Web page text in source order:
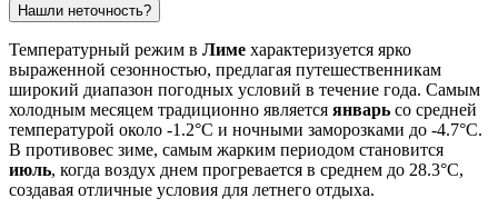
Нашли неточность?
Температурный режим в Лиме характеризуется ярко
выраженной сезонностью, предлагая путешественникам
широкий диапазон погодных условий в течение года. Самым
холодным месяцем традиционно является январь со средней
температурой около -1.2°C и ночными заморозками до -4.7°C.
В противовес зиме, самым жарким периодом становится
июль, когда воздух днем прогревается в среднем до 28.3°C,
создавая отличные условия для летнего отдыха.